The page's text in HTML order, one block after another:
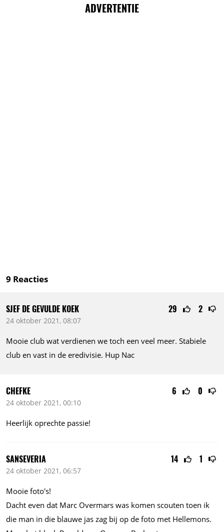
ADVERTENTIE
9 Reacties
29 2
SJEF DE GEVULDE KOEK
24 oktober 2021, 08:07
Mooie club wat verdienen we toch een veel meer. Stabiele
club en vast in de eredivisie. Hup Nac
6 0
CHEFKE
24 oktober 2021, 00:10
Heerlijk oprechte passie!
14 1
SANSEVERIA
24 oktober 2021, 06:57
Mooie foto's!
Dacht even dat Marc Overmars was komen scouten toen ik
die man in die blauwe jas zag bij op de foto met Hellemons.